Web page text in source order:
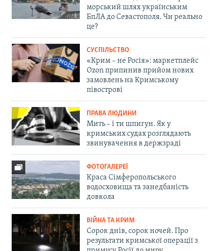
морський шлях українським
БпЛА до Севастополя. Чи реально
це?
СУСПІЛЬСТВО
«Крим – не Росія»: маркетплейс
Ozon припинив прийом нових
замовлень на Кримському
півострові
ПРАВА ЛЮДИНИ
Мить – і ти шпигун. Як у
кримських судах розглядають
звинувачення в держзраді
ФОТОГАЛЕРЕЇ
Краса Сімферопольського
водосховища та занедбаність
довкола
ВІЙНА ТА КРИМ
Сорок днів, сорок ночей. Про
результати кримської операції з